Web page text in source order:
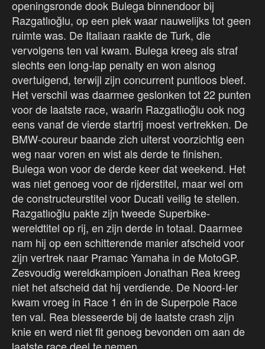
openingsronde dook Bulega binnendoor bij
Razgatlıoğlu, op een plek waar nauwelijks tot geen
ruimte was. De Italiaan raakte de Turk, die
vervolgens ten val kwam. Bulega kreeg als straf
slechts een long-lap penalty en won alsnog
overtuigend, terwijl zijn concurrent puntloos bleef.
Het verschil was daarmee geslonken tot 22 punten
voor de laatste race, waarin Razgatlıoğlu ook nog
eens vanaf de vierde startrij moest vertrekken. De
BMW-coureur baande zich uiterst voorzichtig een
weg naar voren en wist als derde te finishen.
Bulega won voor de derde keer dat weekend. Het
was niet genoeg voor de rijderstitel, maar wel om
de constructeurstitel voor Ducati veilig te stellen.
Razgatlıoğlu pakte zijn tweede Superbike-
wereldtitel op rij, en zijn derde in totaal. Daarmee
nam hij op een schitterende manier afscheid voor
zijn vertrek naar Pramac Yamaha in de MotoGP.
Zesvoudig wereldkampioen Jonathan Rea kreeg
niet het afscheid dat hij verdiende. De Noord-Ier
kwam vroeg in Race 1 én in de Superpole Race
ten val. Rea blesseerde bij de laatste crash zijn
knie en werd niet fit genoeg bevonden om aan de